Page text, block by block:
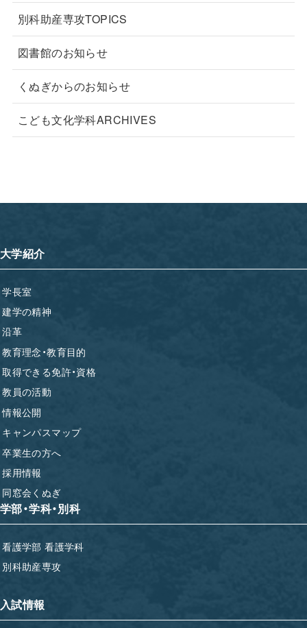
別科助産専攻TOPICS
図書館のお知らせ
くぬぎからのお知らせ
こども文化学科ARCHIVES
大学紹介
学長室
建学の精神
沿革
教育理念・教育目的
取得できる免許・資格
教員の活動
情報公開
キャンパスマップ
卒業生の方へ
採用情報
同窓会くぬぎ
学部・学科・別科
看護学部 看護学科
別科助産専攻
入試情報